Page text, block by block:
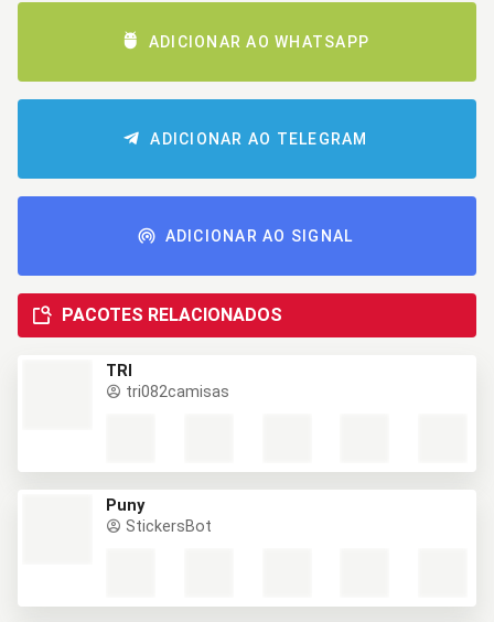
ADICIONAR AO WHATSAPP
ADICIONAR AO TELEGRAM
ADICIONAR AO SIGNAL
PACOTES RELACIONADOS
TRI
tri082camisas
Puny
StickersBot